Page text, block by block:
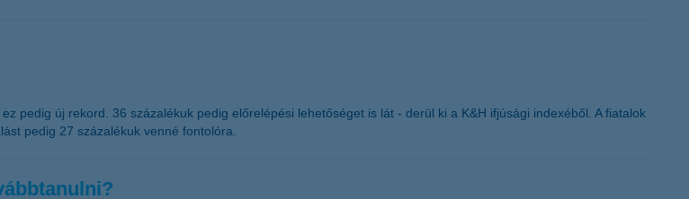
pedig új rekord. 36 százalékuk pedig előrelépési lehetőséget is lát - derül ki a K&H ifjúsági indexéből. A fiatalok
pedig 27 százalékuk venné fontolóra.